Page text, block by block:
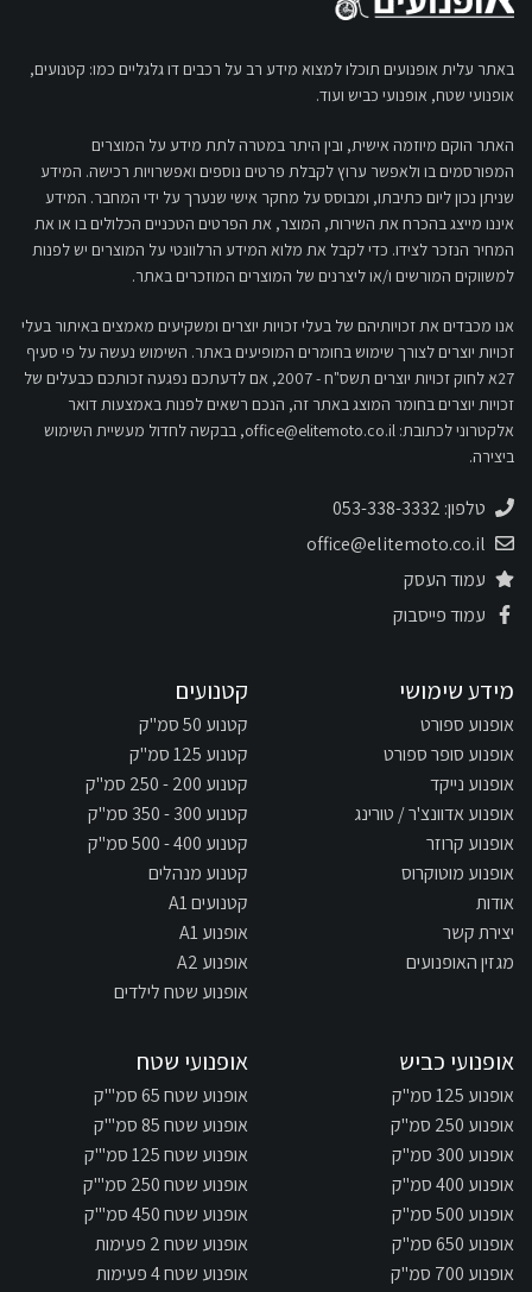
באתר עלית אופנועים תוכלו למצוא מידע רב על רכבים דו גלגליים כמו: קטנועים,
אופנועי שטח, אופנועי כביש ועוד.
האתר הוקם מיוזמה אישית, ובין היתר במטרה לתת מידע על המוצרים
המפורסמים בו ולאפשר ערוץ לקבלת פרטים נוספים ואפשרויות רכישה. המידע
שניתן נכון ליום כתיבתו, ומבוסס על מחקר אישי שנערך על ידי המחבר. המידע
איננו מייצג בהכרח את השירות, המוצר, את הפרטים הטכניים הכלולים בו או את
המחיר הנזכר לצידו. כדי לקבל את מלוא המידע הרלוונטי על המוצרים יש לפנות
למשווקים המורשים ו/או ליצרנים של המוצרים המוזכרים באתר.
אנו מכבדים את זכויותיהם של בעלי זכויות יוצרים ומשקיעים מאמצים באיתור בעלי
זכויות יוצרים לצורך שימוש בחומרים המופיעים באתר. השימוש נעשה על פי סעיף
27א לחוק זכויות יוצרים תשס"ח - 2007, אם לדעתכם נפגעה זכותכם כבעלים של
זכויות יוצרים בחומר המוצג באתר זה, הנכם רשאים לפנות באמצעות דואר
אלקטרוני לכתובת: office@elitemoto.co.il, בבקשה לחדול מעשיית השימוש
ביצירה.
טלפון: 053-338-3332
office@elitemoto.co.il
עמוד העסק
עמוד פייסבוק
מידע שימושי
אופנוע ספורט
אופנוע סופר ספורט
אופנוע נייקד
אופנוע אדוונצ'ר / טורינג
אופנוע קרוזר
אופנוע מוטוקרוס
אודות
יצירת קשר
מגזין האופנועים
קטנועים
קטנוע 50 סמ"ק
קטנוע 125 סמ"ק
קטנוע 200 - 250 סמ"ק
קטנוע 300 - 350 סמ"ק
קטנוע 400 - 500 סמ"ק
קטנוע מנהלים
קטנועים A1
אופנוע A1
אופנוע A2
אופנוע שטח לילדים
אופנועי כביש
אופנוע 125 סמ"ק
אופנוע 250 סמ"ק
אופנוע 300 סמ"ק
אופנוע 400 סמ"ק
אופנוע 500 סמ"ק
אופנוע 650 סמ"ק
אופנוע 700 סמ"ק
אופנועי שטח
אופנוע שטח 65 סמ"'ק
אופנוע שטח 85 סמ"'ק
אופנוע שטח 125 סמ"'ק
אופנוע שטח 250 סמ"'ק
אופנוע שטח 450 סמ"'ק
אופנוע שטח 2 פעימות
אופנוע שטח 4 פעימות